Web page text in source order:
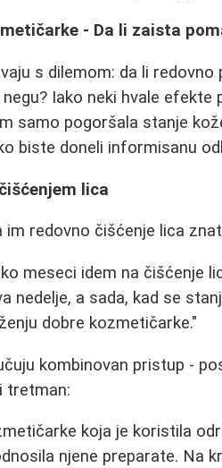
- Da li zaista
s dilemom: da li
Iako neki hvale
samo pogoršala stanje
biste doneli informisanu
lica
im redovno čišćenje lica
meseci idem na čišćenje
nedelje, a sada, kad se
dobre kozmetičarke."
kombinovan pristup -
tretman:
koja je koristila
njene preparate. Na